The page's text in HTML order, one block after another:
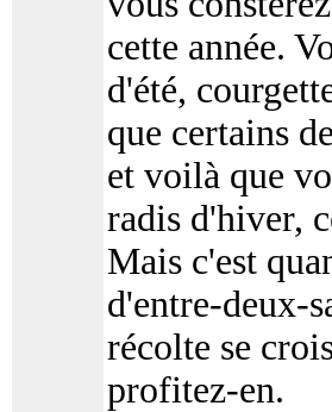
cette année.
d'été,
que certains
et voilà que
radis d'hiver,
Mais c'est
d'entre-deux-
récolte se
profitez-en.